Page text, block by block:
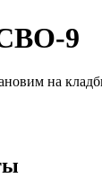
9
на